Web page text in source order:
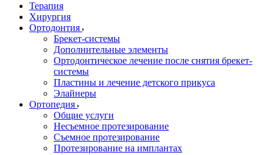
Терапия
Хирургия
Ортодонтия
Брекет-системы
Дополнительные элементы
Ортодонтическое лечение после снятия брекет-
системы
Пластины и лечение детского прикуса
Элайнеры
Ортопедия
Общие услуги
Несъемное протезирование
Съемное протезирование
Протезирование на имплантах